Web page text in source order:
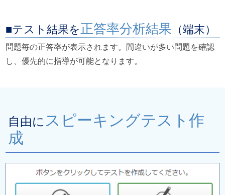
テスト結果を正答率分析結果 （端末）
問題毎の正答率が表示されます。間違いが多い問題を確認
し、優先的に指導が可能となります。
自由に スピーキングテスト作
成